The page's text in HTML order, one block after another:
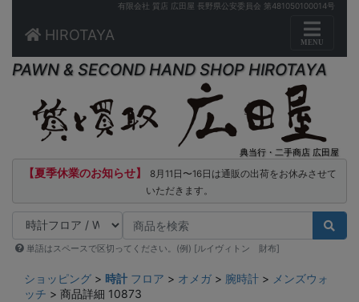
有限会社 質店 広田屋 長野県公安委員会 第481050100014号
HIROTAYA
Toggle
MENU
PAWN & SECOND HAND SHOP HIROTAYA
典当行・二手商店 広田屋
【夏季休業のお知らせ】
8月11日〜16日は通販の出荷をお休みさせて
いただきます。
単語はスペースで区切ってください。(例) [ルイヴィトン 財布]
ショッピング > 時計 フロア > オメガ > 腕時計 > メンズウォ
ッチ > 商品詳細 10873